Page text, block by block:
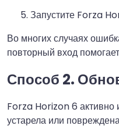
Запустите Forza
Во многих случаях
повторный вход
Способ 2.
Forza Horizon 6 активно
устарела или